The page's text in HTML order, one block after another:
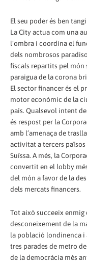
El seu poder és ben
La City actua com una
l’ombra i coordina el
dels nombrosos
fiscals repartits pel món
paraigua de la corona
El sector financer és el
motor econòmic de la
país. Qualsevol intent
és respost per la
amb l’amenaça de
activitat a tercers països
Suïssa. A més, la
convertit en el lobby
del món a favor de la
dels mercats financers.
Tot això succeeix enmig
desconeixement de la
la població londinenca i
tres parades de metro
de la democràcia més